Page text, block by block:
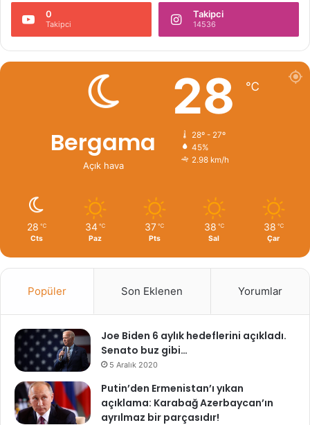
0
Takipci
Takipci
14536
Bergama
Açık hava
28 ℃
28º - 27º
45%
2.98 km/h
28 ℃
Cts
34 ℃
Paz
37 ℃
Pts
38 ℃
Sal
38 ℃
Çar
Popüler Son Eklenen Yorumlar
Joe Biden 6 aylık hedeflerini açıkladı.
Senato buz gibi…
5 Aralık 2020
Putin’den Ermenistan’ı yıkan
açıklama: Karabağ Azerbaycan’ın
ayrılmaz bir parçasıdır!